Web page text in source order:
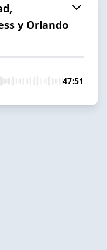
y Orlando
47:51